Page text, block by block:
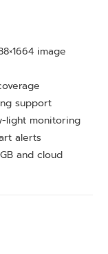
image
support
light monitoring
alerts
and cloud